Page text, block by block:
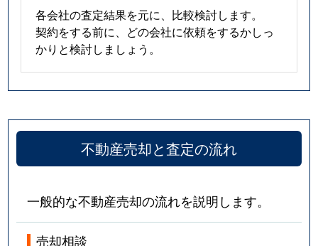
各会社の査定結果を元に、比較検討します。
契約をする前に、どの会社に依頼をするかしっ
かりと検討しましょう。
不動産売却と査定の流れ
一般的な不動産売却の流れを説明します。
売却相談